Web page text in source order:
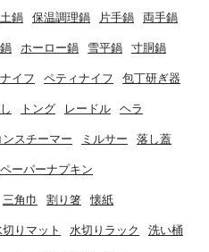
土鍋 保温調理鍋 片手鍋 両手鍋
ホーロー鍋 雪平鍋 寸胴鍋
イフ ペティナイフ 包丁研ぎ器
トング レードル ヘラ
ンスチーマー ミルサー 落し蓋
ペーパーナプキン
三角巾 割り箸 懐紙
切りマット 水切りラック 洗い桶